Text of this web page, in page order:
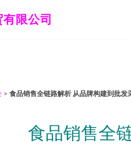
限公司
> 食品销售全链路解析 从品牌构建到批发
食品销售全